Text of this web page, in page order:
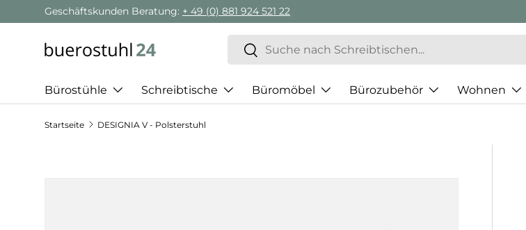
Direkt zum Inhalt
Geschäftskunden Beratung: + 49 (0) 881 924 521 22
Suchen
Suchen
Bürostühle Schreibtische Büromöbel Bürozubehör Wohnen
Startseite DESIGNIA V - Polsterstuhl